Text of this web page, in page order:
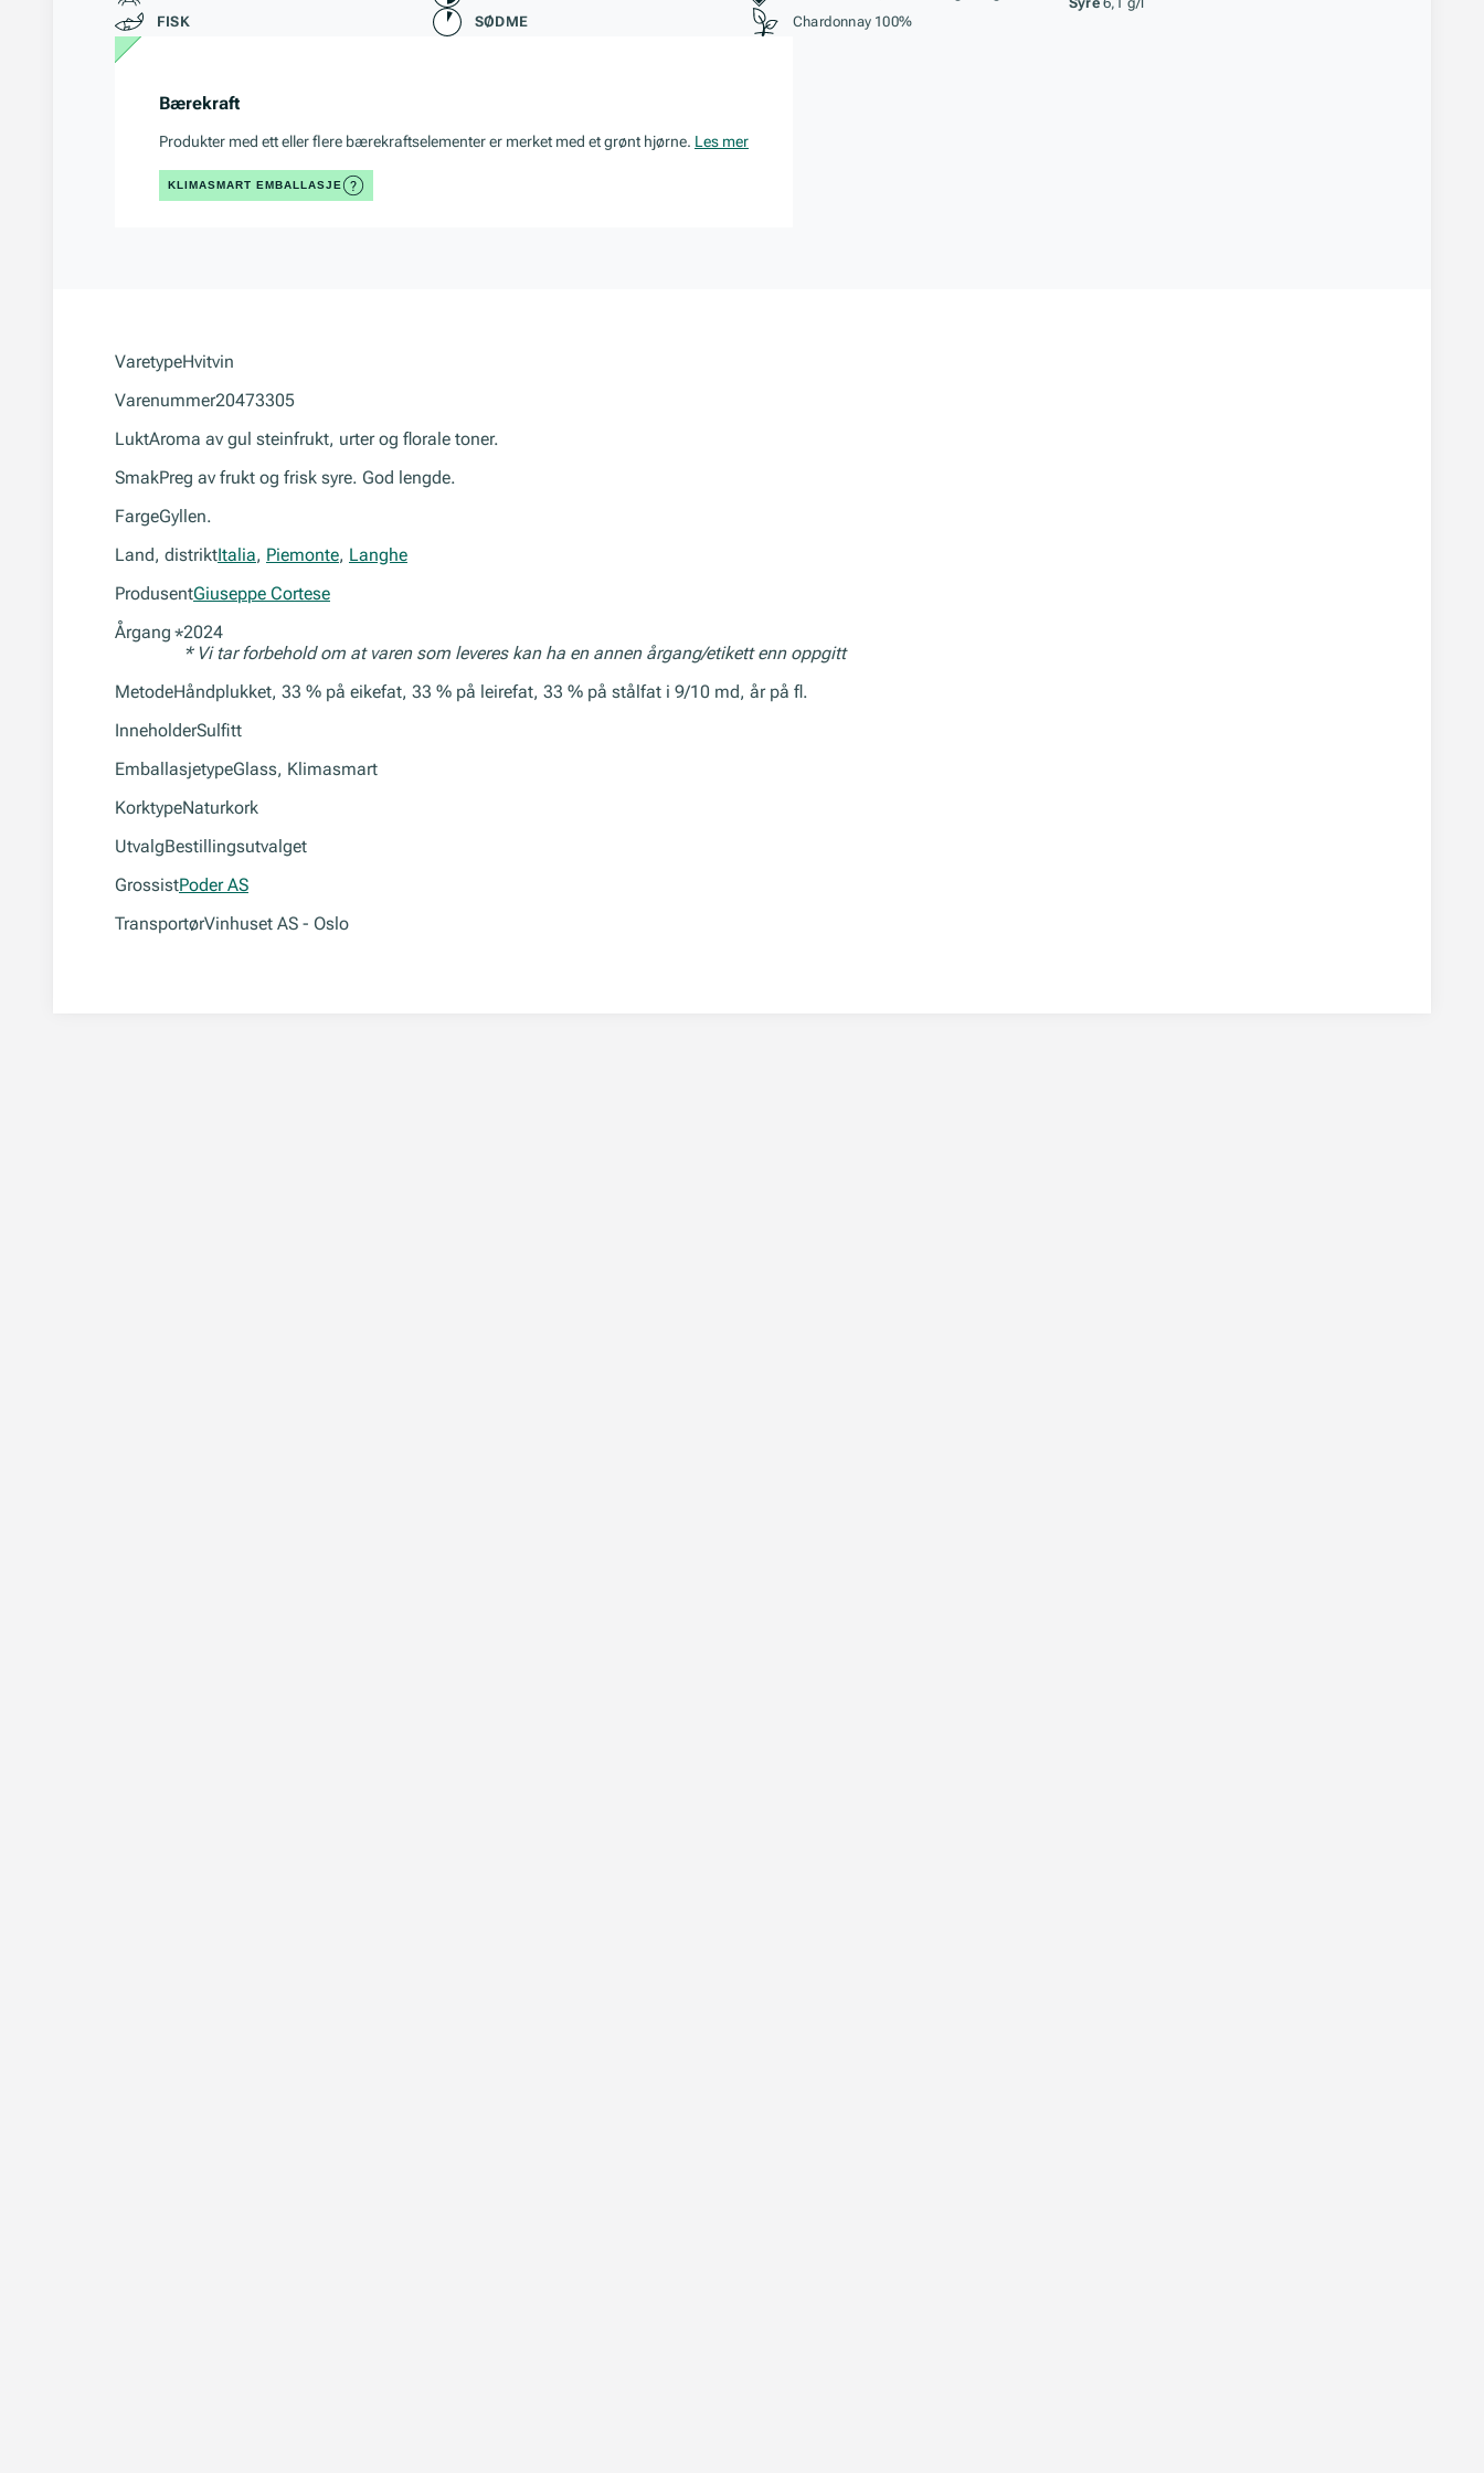
FISK
SØDME
Chardonnay 100%
Bærekraft
Produkter med ett eller flere bærekraftselementer er merket med et grønt hjørne. Les mer
KLIMASMART EMBALLASJE
VaretypeHvitvin
Varenummer20473305
LuktAroma av gul steinfrukt, urter og florale toner.
SmakPreg av frukt og frisk syre. God lengde.
FargeGyllen.
Land, distriktItalia, Piemonte, Langhe
ProdusentGiuseppe Cortese
Årgang *2024
* Vi tar forbehold om at varen som leveres kan ha en annen årgang/etikett enn oppgitt
MetodeHåndplukket, 33 % på eikefat, 33 % på leirefat, 33 % på stålfat i 9/10 md, år på fl.
InneholderSulfitt
EmballasjetypeGlass, Klimasmart
KorktypeNaturkork
UtvalgBestillingsutvalget
GrossistPoder AS
TransportørVinhuset AS - Oslo